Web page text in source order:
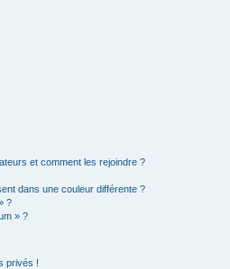
et comment les rejoindre ?
dans une couleur différente ?
?
» ?
privés !